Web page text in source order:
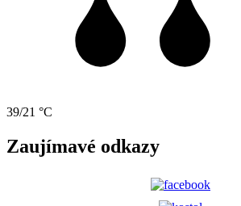
39/21 °C
Zaujímavé odkazy